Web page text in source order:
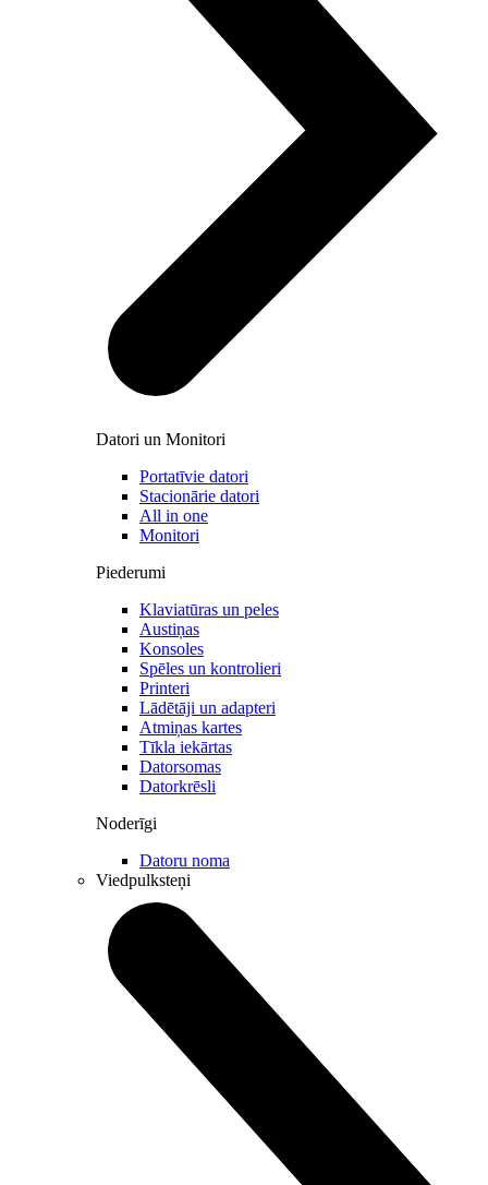
Datori un Monitori
Portatīvie datori
Stacionārie datori
All in one
Monitori
Piederumi
Klaviatūras un peles
Austiņas
Konsoles
Spēles un kontrolieri
Printeri
Lādētāji un adapteri
Atmiņas kartes
Tīkla iekārtas
Datorsomas
Datorkrēsli
Noderīgi
Datoru noma
Viedpulksteņi